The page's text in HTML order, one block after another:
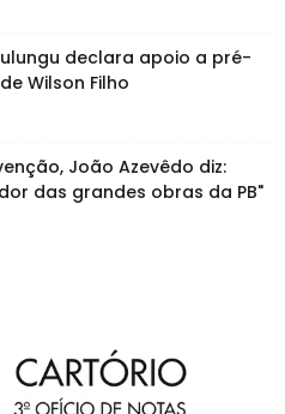
declara apoio a pré-
Wilson Filho
João Azevêdo diz:
das grandes obras da PB"